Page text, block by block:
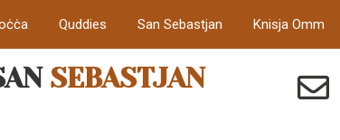
Quddies San Sebastjan Knisja Omm
SEBASTJAN